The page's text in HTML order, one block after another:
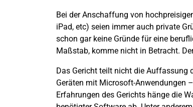
Bei der Anschaffung von
iPad, etc) seien immer auch private
schon gar keine Gründe für eine
Maßstab, komme nicht in Betracht.
Das Gericht teilt nicht die Auffassung
Geräten mit Microsoft-Anwendungen
Erfahrungen des Gerichts hänge die